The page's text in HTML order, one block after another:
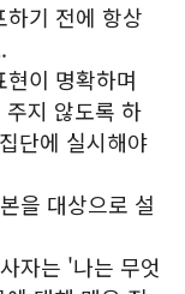
기 전에 항상
이 명확하며
지 않도록 하
단에 실시해야
을 대상으로 설
자는 '나는 무엇